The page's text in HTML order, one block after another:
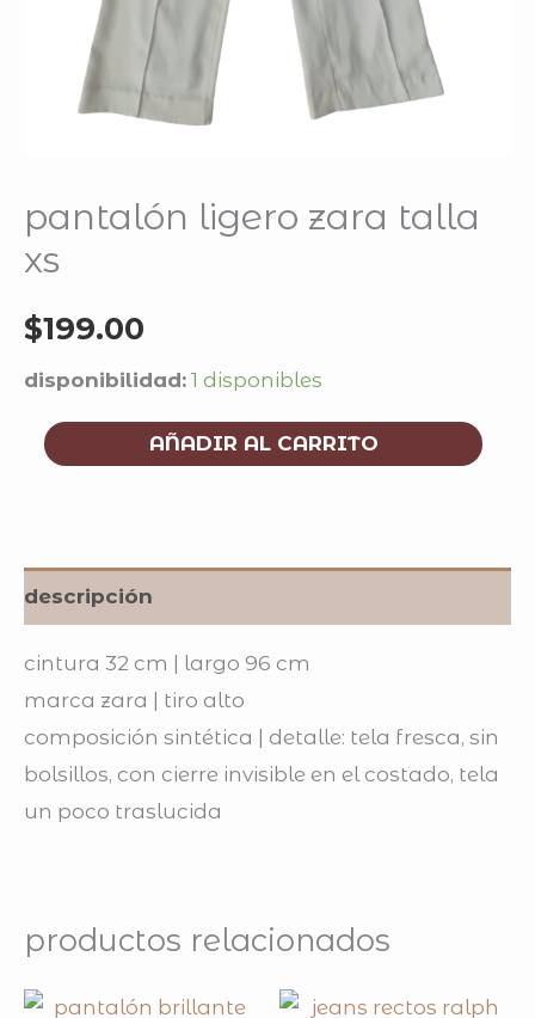
pantalón ligero zara talla
xs
$199.00
disponibilidad: 1 disponibles
AÑADIR AL CARRITO
descripción
cintura 32 cm | largo 96 cm
marca zara | tiro alto
composición sintética | detalle: tela fresca, sin
bolsillos, con cierre invisible en el costado, tela
un poco traslucida
productos relacionados